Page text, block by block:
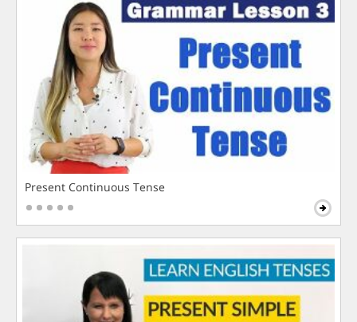
Present Continuous Tense